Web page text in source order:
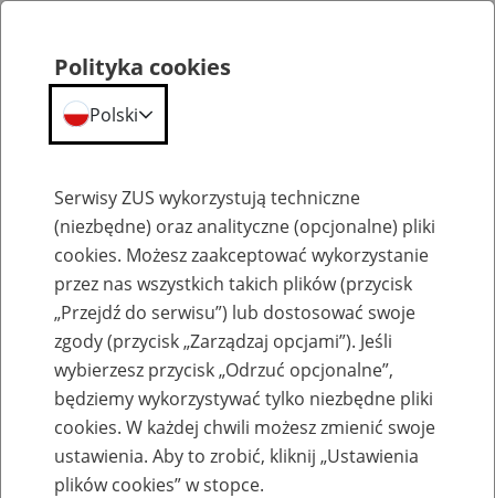
Szkolenia
Zaproś ZUS do siebie - zakładanie profili
eZUS w siedzibie Twojej firmy
Polityka cookies
Polski
Serwisy ZUS wykorzystują techniczne
(niezbędne) oraz analityczne (opcjonalne) pliki
cookies. Możesz zaakceptować wykorzystanie
przez nas wszystkich takich plików (przycisk
„Przejdź do serwisu”) lub dostosować swoje
zgody (przycisk „Zarządzaj opcjami”). Jeśli
wybierzesz przycisk „Odrzuć opcjonalne”,
będziemy wykorzystywać tylko niezbędne pliki
cookies. W każdej chwili możesz zmienić swoje
ustawienia. Aby to zrobić, kliknij „Ustawienia
plików cookies” w stopce.